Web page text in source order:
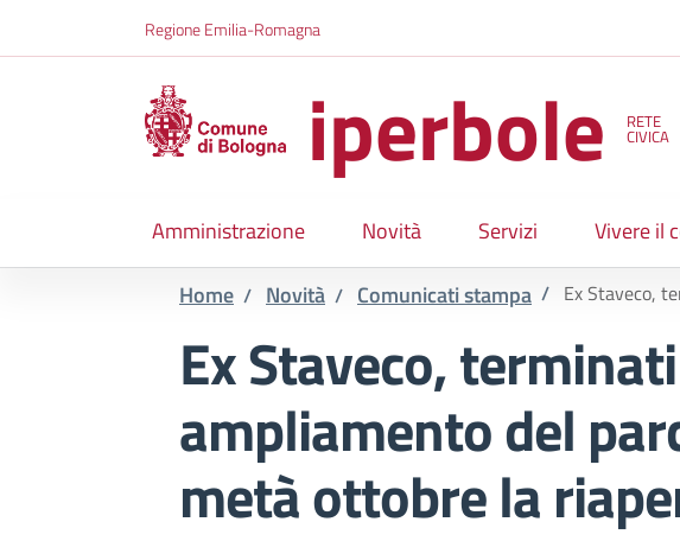
Regione Emilia-Romagna
iperbole RETE
CIVICA
Amministrazione Novità Servizi Vivere il
Home / Novità / Comunicati stampa / Ex Staveco,
Ex Staveco,
ampliamento del
metà ottobre la